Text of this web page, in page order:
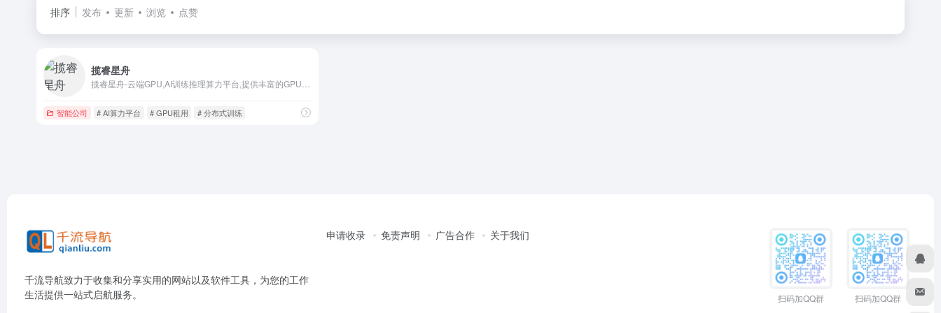
排序 发布 更新 浏览 点赞
揽睿星舟
智能公司 # AI算力平台 # GPU租用 # 分布式训练
千流导航致力于收集和分享实用的网站以及软件工具，为您的工作
生活提供一站式启航服务。
申请收录 免责声明 广告合作 关于我们
扫码加QQ群 扫码加QQ群